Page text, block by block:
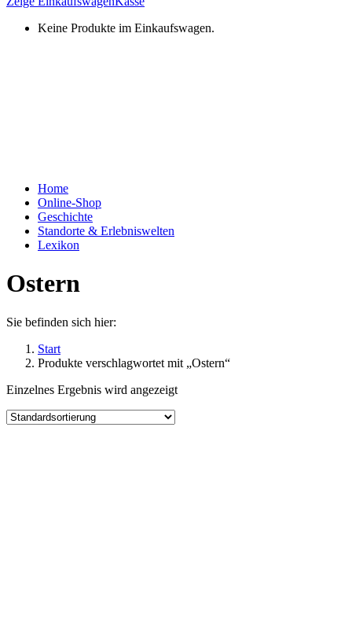
Keine Produkte im Einkaufswagen.
Home
Online-Shop
Geschichte
Standorte & Erlebniswelten
Lexikon
Ostern
Sie befinden sich hier:
Start
Produkte verschlagwortet mit „Ostern“
Einzelnes Ergebnis wird angezeigt